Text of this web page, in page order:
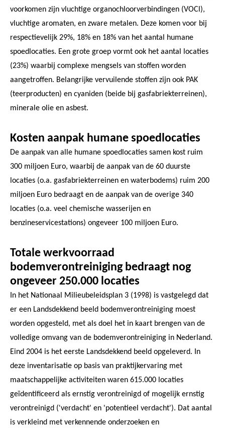
voorkomen zijn vluchtige organochloorverbindingen (VOCl),
vluchtige aromaten, en zware metalen. Deze komen voor bij
respectievelijk 29%, 18% en 18% van het aantal humane
spoedlocaties. Een grote groep vormt ook het aantal locaties
(23%) waarbij complexe mengsels van stoffen worden
aangetroffen. Belangrijke vervuilende stoffen zijn ook PAK
(teerproducten) en cyaniden (beide bij gasfabriekterreinen),
minerale olie en asbest.
Kosten aanpak humane spoedlocaties
De aanpak van alle humane spoedlocaties samen kost ruim
300 miljoen Euro, waarbij de aanpak van de 60 duurste
locaties (o.a. gasfabriekterreinen en waterbodems) ruim 200
miljoen Euro bedraagt en de aanpak van de overige 340
locaties (o.a. veel chemische wasserijen en
benzineservicestations) ongeveer 100 miljoen Euro.
Totale werkvoorraad
bodemverontreiniging bedraagt nog
ongeveer 250.000 locaties
In het Nationaal Milieubeleidsplan 3 (1998) is vastgelegd dat
er een Landsdekkend beeld bodemverontreiniging moest
worden opgesteld, met als doel het in kaart brengen van de
volledige omvang van de bodemverontreiniging in Nederland.
Eind 2004 is het eerste Landsdekkend beeld opgeleverd. In
deze inventarisatie op basis van praktijkervaring met
maatschappelijke activiteiten waren 615.000 locaties
geïdentificeerd als ernstig verontreinigd of mogelijk ernstig
verontreinigd ('verdacht' en 'potentieel verdacht'). Dat aantal
is verkleind met verkennende onderzoeken en